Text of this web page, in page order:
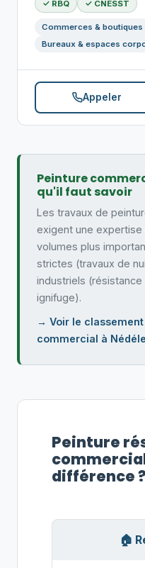
✓ RBQ ✓ CNESST
Commerces & boutiques
Bureaux & espaces
Appeler
Peinture
qu'il faut savoir
Les travaux de
exigent une
volumes plus
strictes (travaux de
industriels (résistance
ignifuge).
→ Voir le
commercial à
Peinture
différence ?
🏠